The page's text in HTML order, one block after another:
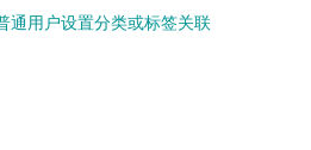
通用户设置分类或标签关联